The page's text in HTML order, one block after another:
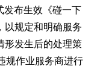
布生效《碰一下
以规定和明确服务
形发生后的处理策
规作业服务商进行